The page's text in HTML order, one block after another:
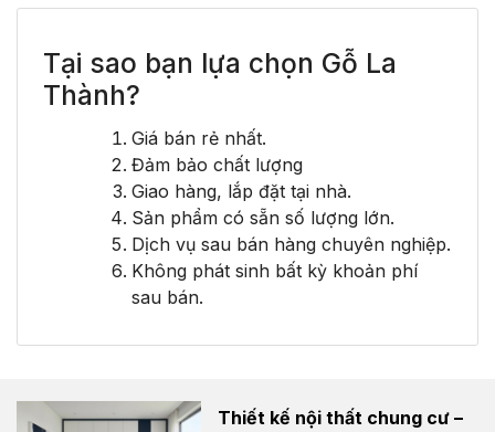
Tại sao bạn lựa chọn Gỗ La
Thành?
Giá bán rẻ nhất.
Đảm bảo chất lượng
Giao hàng, lắp đặt tại nhà.
Sản phẩm có sẵn số lượng lớn.
Dịch vụ sau bán hàng chuyên nghiệp.
Không phát sinh bất kỳ khoản phí
sau bán.
Thiết kế nội thất chung cư –